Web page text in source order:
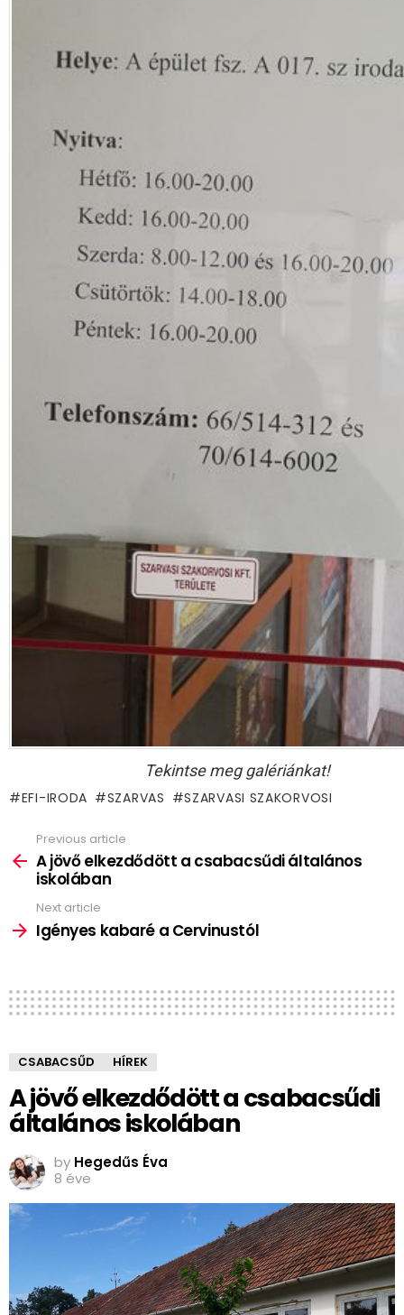
Tekintse meg galériánkat!
EFI-IRODA SZARVAS SZARVASI SZAKORVOSI
more
Previous article
A jövő elkezdődött a csabacsűdi általános
iskolában
Next article
Igényes kabaré a Cervinustól
CSABACSŰD HÍREK
A jövő elkezdődött a csabacsűdi
általános iskolában
by Hegedűs Éva
8 éve